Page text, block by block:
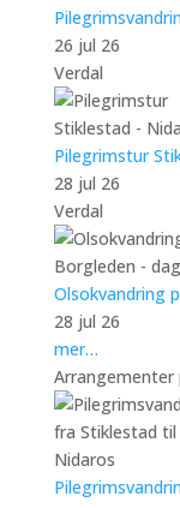
26 jul 26
Verdal
Pilegrimstur
28 jul 26
Verdal
Olsokvandring
28 jul 26
mer…
Arrangementer